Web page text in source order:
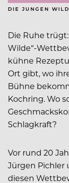
DIE JUNGEN
Die Ruhe
Wilde“-
kühne
Ort gibt, wo
Bühne
Kochring. Wo
Schlagkraft?
Vor rund 20
Jürgen Pichler
diesen